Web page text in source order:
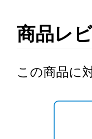
商品レ
この商品に